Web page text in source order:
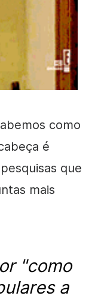
como
é
que
mais
"como
a